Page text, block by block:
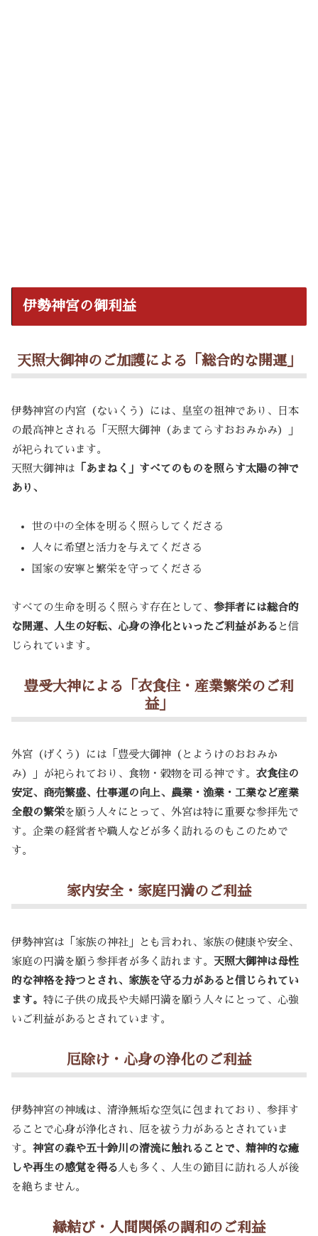
伊勢神宮の御利益
天照大御神のご加護による「総合的な開運」
伊勢神宮の内宮（ないくう）には、皇室の祖神であり、日本
の最高神とされる「天照大御神（あまてらすおおみかみ）」
が祀られています。
天照大御神は 「あまねく」すべてのものを照らす太陽の神で
あり、
世の中の全体を明るく照らしてくださる
人々に希望と活力を与えてくださる
国家の安寧と繁栄を守ってくださる
すべての生命を明るく照らす存在として、 参拝者には総合的
な開運、人生の好転、心身の浄化といったご利益がある と信
じられています。
豊受大神による「衣食住・産業繁栄のご利
益」
外宮（げくう）には「豊受大御神（とようけのおおみか
み）」が祀られており、食物・穀物を司る神です。 衣食住の
安定、商売繁盛、仕事運の向上、農業・漁業・工業など産業
全般の繁栄を願う人々にとって、外宮は特に重要な参拝先で
す。企業の経営者や職人などが多く訪れるのもこのためで
す。
家内安全・家庭円満のご利益
伊勢神宮は「家族の神社」とも言われ、家族の健康や安全、
家庭の円満を願う参拝者が多く訪れます。 天照大御神は母性
的な神格を持つとされ、家族を守る力があると信じられてい
ます。 特に子供の成長や夫婦円満を願う人々にとって、心強
いご利益があるとされています。
厄除け・心身の浄化のご利益
伊勢神宮の神域は、清浄無垢な空気に包まれており、参拝す
ることで心身が浄化され、厄を祓う力があるとされていま
す。 神宮の森や五十鈴川の清流に触れることで、精神的な癒
しや再生の感覚を得る 人も多く、人生の節目に訪れる人が後
を絶ちません。
縁結び・人間関係の調和のご利益